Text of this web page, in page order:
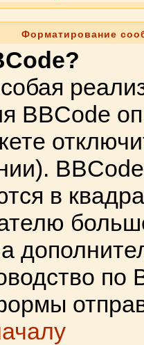
Форматирование
BBCode
в
по